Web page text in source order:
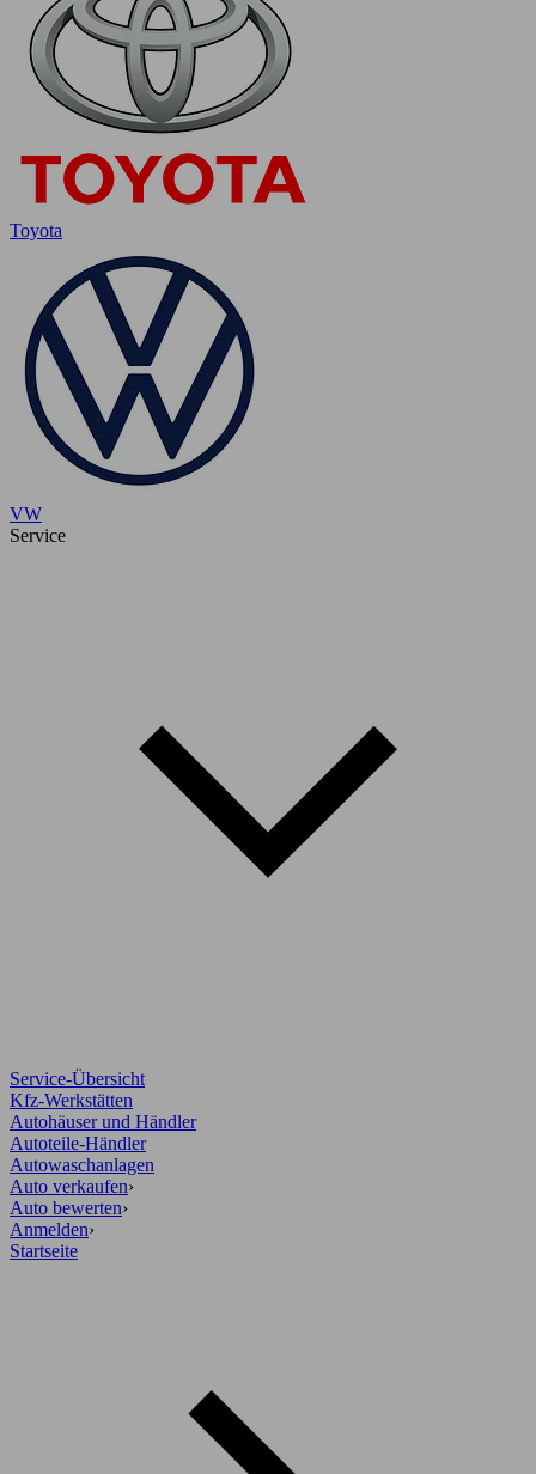
Toyota
VW
Service
Service-Übersicht
Kfz-Werkstätten
Autohäuser und Händler
Autoteile-Händler
Autowaschanlagen
Auto verkaufen›
Auto bewerten›
Anmelden›
Startseite